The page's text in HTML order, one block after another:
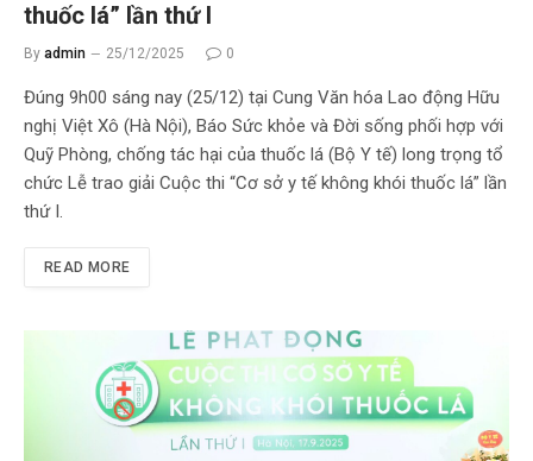
thuốc lá” lần thứ I
By admin 25/12/2025 0
Đúng 9h00 sáng nay (25/12) tại Cung Văn hóa Lao động Hữu
nghị Việt Xô (Hà Nội), Báo Sức khỏe và Đời sống phối hợp với
Quỹ Phòng, chống tác hại của thuốc lá (Bộ Y tế) long trọng tổ
chức Lễ trao giải Cuộc thi “Cơ sở y tế không khói thuốc lá” lần
thứ I.
READ MORE